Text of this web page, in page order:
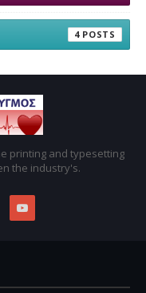
4
printing and typesetting
the industry's.